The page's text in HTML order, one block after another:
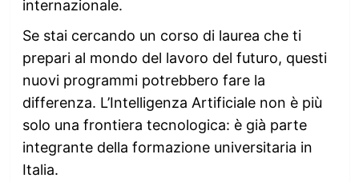
internazionale.
Se stai cercando un corso di laurea che ti
prepari al mondo del lavoro del futuro, questi
nuovi programmi potrebbero fare la
differenza. L’Intelligenza Artificiale non è più
solo una frontiera tecnologica: è già parte
integrante della formazione universitaria in
Italia.